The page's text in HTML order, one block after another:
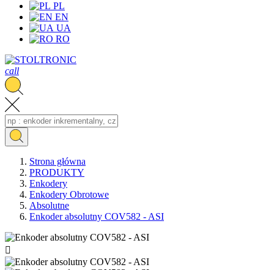
PL
EN
UA
RO
call
Strona główna
PRODUKTY
Enkodery
Enkodery Obrotowe
Absolutne
Enkoder absolutny COV582 - ASI
